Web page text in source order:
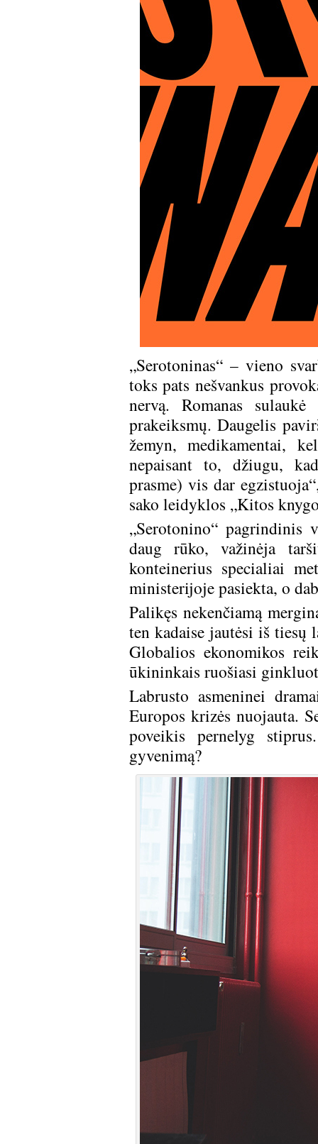
„Serotoninas“ – vieno
toks pats nešvankus
nervą. Romanas
prakeiksmų. Daugelis
žemyn, medikamentai,
nepaisant to, džiugu,
prasme) vis dar
sako leidyklos „Kitos
„Serotonino“ pagrindinis
daug rūko, važinėja
konteinerius specialiai
ministerijoje pasiekta, o
Palikęs nekenčiamą
ten kadaise jautėsi iš tiesų
Globalios ekonomikos
ūkininkais ruošiasi
Labrusto asmeninei
Europos krizės nuojauta.
poveikis pernelyg
gyvenimą?